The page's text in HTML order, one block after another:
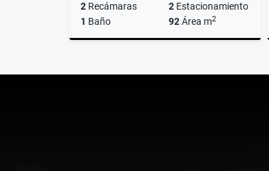
2 Recámaras 2 Estacionamiento
1 Baño 92Área m2
$8,250,000